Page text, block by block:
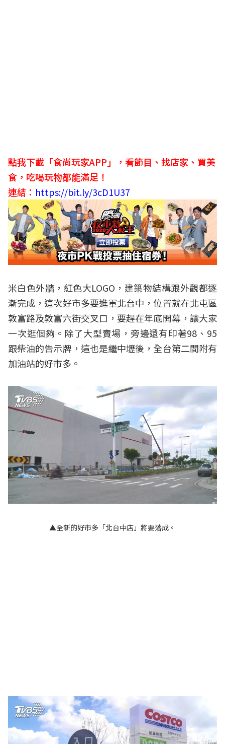
點我下載「食尚玩家APP」，看節目、找店家、買美
食，吃喝玩物都能滿足！
連結： https://bit.ly/3cD1U37
米白色外牆，紅色大LOGO，建築物結構跟外觀都逐
漸完成，這次好市多要進軍北台中，位置就在北屯區
敦富路及敦富六街交叉口，要趕在年底開幕，讓大家
一次逛個夠。除了大型賣場，旁邊還有印著98、95
跟柴油的告示牌，這也是繼中壢後，全台第二間附有
加油站的好市多。
▲全新的好市多「北台中店」將要落成。